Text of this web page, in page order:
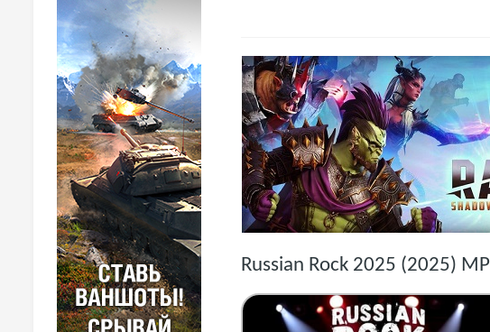
Russian Rock 2025 (2025)